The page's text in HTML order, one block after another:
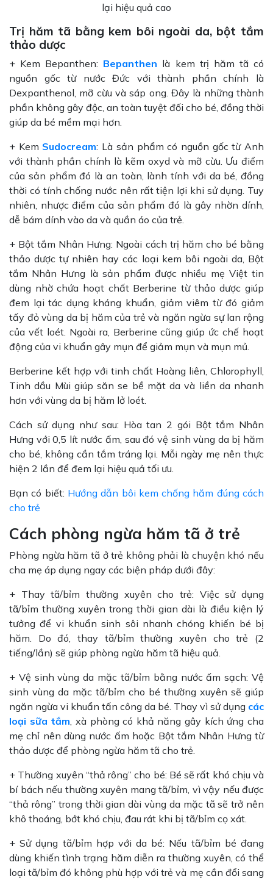
lại hiệu quả cao
Trị hăm tã bằng kem bôi ngoài da, bột tắm
thảo dược
+ Kem Bepanthen: Bepanthen là kem trị hăm tã có
nguồn gốc từ nước Đức với thành phần chính là
Dexpanthenol, mỡ cừu và sáp ong. Đây là những thành
phần không gây độc, an toàn tuyệt đối cho bé, đồng thời
giúp da bé mềm mại hơn.
+ Kem Sudocream: Là sản phẩm có nguồn gốc từ Anh
với thành phần chính là kẽm oxyd và mỡ cừu. Ưu điểm
của sản phẩm đó là an toàn, lành tính với da bé, đồng
thời có tính chống nước nên rất tiện lợi khi sử dụng. Tuy
nhiên, nhược điểm của sản phẩm đó là gây nhờn dính,
dễ bám dính vào da và quần áo của trẻ.
+ Bột tắm Nhân Hưng: Ngoài cách trị hăm cho bé bằng
thảo dược tự nhiên hay các loại kem bôi ngoài da, Bột
tắm Nhân Hưng là sản phẩm được nhiều mẹ Việt tin
dùng nhờ chứa hoạt chất Berberine từ thảo dược giúp
đem lại tác dụng kháng khuẩn, giảm viêm từ đó giảm
tấy đỏ vùng da bị hăm của trẻ và ngăn ngừa sự lan rộng
của vết loét. Ngoài ra, Berberine cũng giúp ức chế hoạt
động của vi khuẩn gây mụn để giảm mụn và mụn mủ.
Berberine kết hợp với tinh chất Hoàng liên, Chlorophyll,
Tinh dầu Mùi giúp săn se bề mặt da và liền da nhanh
hơn với vùng da bị hăm lở loét.
Cách sử dụng như sau: Hòa tan 2 gói Bột tắm Nhân
Hưng với 0,5 lít nước ấm, sau đó vệ sinh vùng da bị hăm
cho bé, không cần tắm tráng lại. Mỗi ngày mẹ nên thực
hiện 2 lần để đem lại hiệu quả tối ưu.
Bạn có biết: Hướng dẫn bôi kem chống hăm đúng cách
cho trẻ
Cách phòng ngừa hăm tã ở trẻ
Phòng ngừa hăm tã ở trẻ không phải là chuyện khó nếu
cha mẹ áp dụng ngay các biện pháp dưới đây:
+ Thay tã/bỉm thường xuyên cho trẻ: Việc sử dụng
tã/bỉm thường xuyên trong thời gian dài là điều kiện lý
tưởng để vi khuẩn sinh sôi nhanh chóng khiến bé bị
hăm. Do đó, thay tã/bỉm thường xuyên cho trẻ (2
tiếng/lần) sẽ giúp phòng ngừa hăm tã hiệu quả.
+ Vệ sinh vùng da mặc tã/bỉm bằng nước ấm sạch: Vệ
sinh vùng da mặc tã/bỉm cho bé thường xuyên sẽ giúp
ngăn ngừa vi khuẩn tấn công da bé. Thay vì sử dụng các
loại sữa tắm , xà phòng có khả năng gây kích ứng cha
mẹ chỉ nên dùng nước ấm hoặc Bột tắm Nhân Hưng từ
thảo dược để phòng ngừa hăm tã cho trẻ.
+ Thường xuyên “thả rông” cho bé: Bé sẽ rất khó chịu và
bí bách nếu thường xuyên mang tã/bỉm, vì vậy nếu được
“thả rông” trong thời gian dài vùng da mặc tã sẽ trở nên
khô thoáng, bớt khó chịu, đau rát khi bị tã/bỉm cọ xát.
+ Sử dụng tã/bỉm hợp với da bé: Nếu tã/bỉm bé đang
dùng khiến tình trạng hăm diễn ra thường xuyên, có thể
loại tã/bỉm đó không phù hợp với trẻ và mẹ cần đổi sang